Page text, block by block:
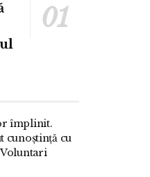
împlinit.
cunoștință cu